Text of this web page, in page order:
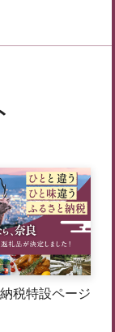
税特設ページ